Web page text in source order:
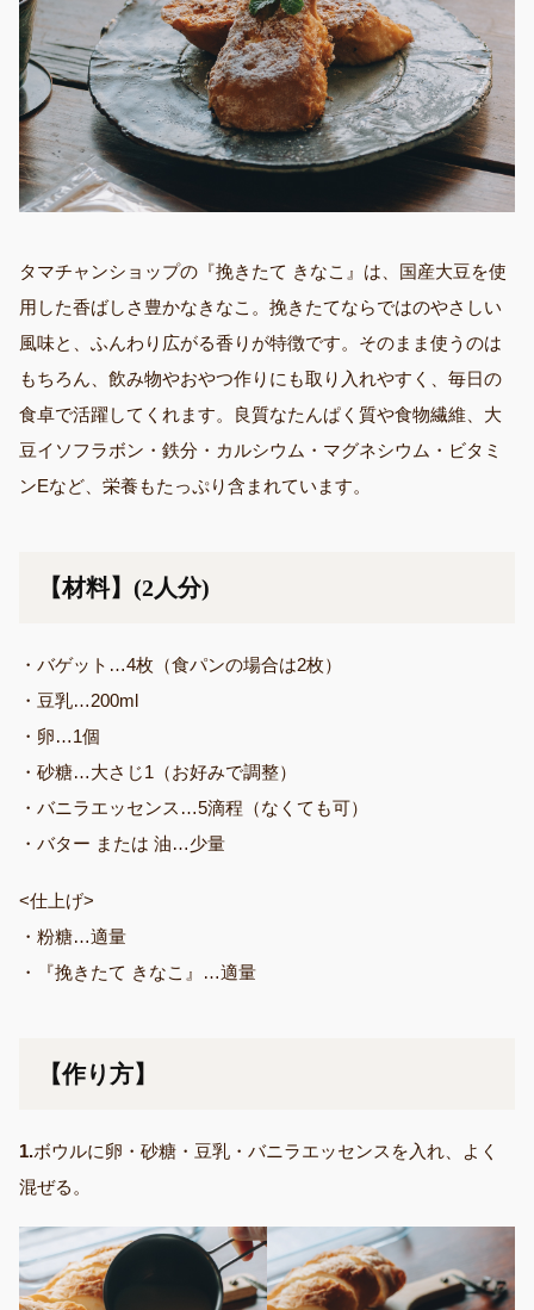
タマチャンショップの『挽きたて きなこ』は、国産大豆を使
用した香ばしさ豊かなきなこ。挽きたてならではのやさしい
風味と、ふんわり広がる香りが特徴です。そのまま使うのは
もちろん、飲み物やおやつ作りにも取り入れやすく、毎日の
食卓で活躍してくれます。良質なたんぱく質や食物繊維、大
豆イソフラボン・鉄分・カルシウム・マグネシウム・ビタミ
ンEなど、栄養もたっぷり含まれています。
【材料】(2人分)
・バゲット…4枚（食パンの場合は2枚）
・豆乳…200ml
・卵…1個
・砂糖…大さじ1（お好みで調整）
・バニラエッセンス…5滴程（なくても可）
・バター または 油…少量
<仕上げ>
・粉糖…適量
・『挽きたて きなこ』…適量
【作り方】
1.ボウルに卵・砂糖・豆乳・バニラエッセンスを入れ、よく
混ぜる。